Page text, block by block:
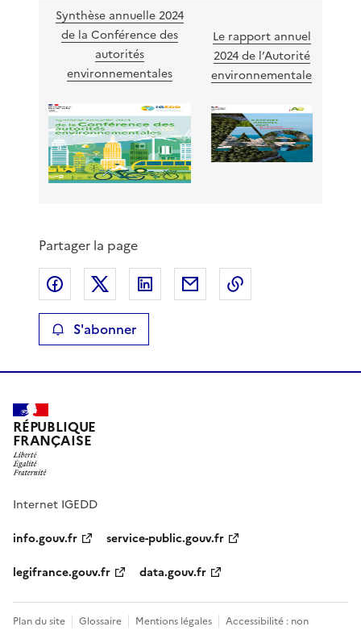
Synthèse annuelle 2024
de la Conférence des
autorités
environnementales
Le rapport annuel
2024 de l’Autorité
environnementale
Partager la page
Partager sur Facebook
Partager sur XPartager sur LinkedIn
Partager par email
S'abonner
RÉPUBLIQUE
FRANÇAISE
Internet IGEDD
info.gouv.fr
service-public.gouv.fr
legifrance.gouv.fr
data.gouv.fr
Plan du site Glossaire Mentions légales Accessibilité : non